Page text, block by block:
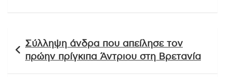
άρθρων
Σύλληψη άνδρα που απείλησε τον
πρώην πρίγκιπα Άντριου στη Βρετανία